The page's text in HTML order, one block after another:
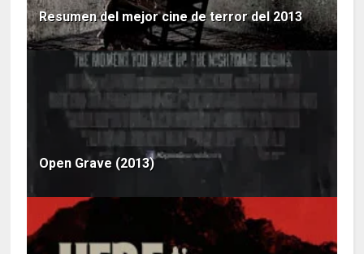
Resumen del mejor cine de terror del 2013
Open Grave (2013)